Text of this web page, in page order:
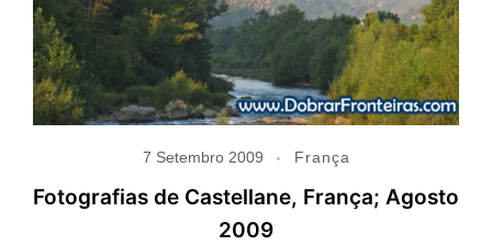
7 Setembro 2009 França
Fotografias de Castellane, França; Agosto
2009